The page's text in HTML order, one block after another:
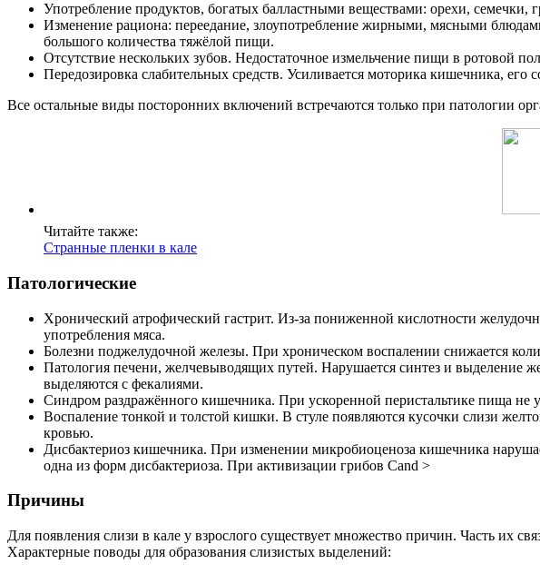
Употребление продуктов, богатых балластными веществами: орехи,
Изменение рациона: переедание, злоупотребление жирными, мясными
большого количества тяжёлой пищи.
Отсутствие нескольких зубов. Недостаточное измельчение пищи в ротовой
Передозировка слабительных средств. Усиливается моторика кишечника, его
Все остальные виды посторонних включений встречаются только при патологии
Читайте также:
Странные пленки в кале
Патологические
Хронический атрофический гастрит. Из-за пониженной кислотности
употребления мяса.
Болезни поджелудочной железы. При хроническом воспалении снижается
Патология печени, желчевыводящих путей. Нарушается синтез и выделение
выделяются с фекалиями.
Синдром раздражённого кишечника. При ускоренной перистальтике пища не
Воспаление тонкой и толстой кишки. В стуле появляются кусочки слизи
кровью.
Дисбактериоз кишечника. При изменении микробиоценоза кишечника
одна из форм дисбактериоза. При активизации грибов Cand >
Причины
Для появления слизи в кале у взрослого существует множество причин. Часть их
Характерные поводы для образования слизистых выделений: